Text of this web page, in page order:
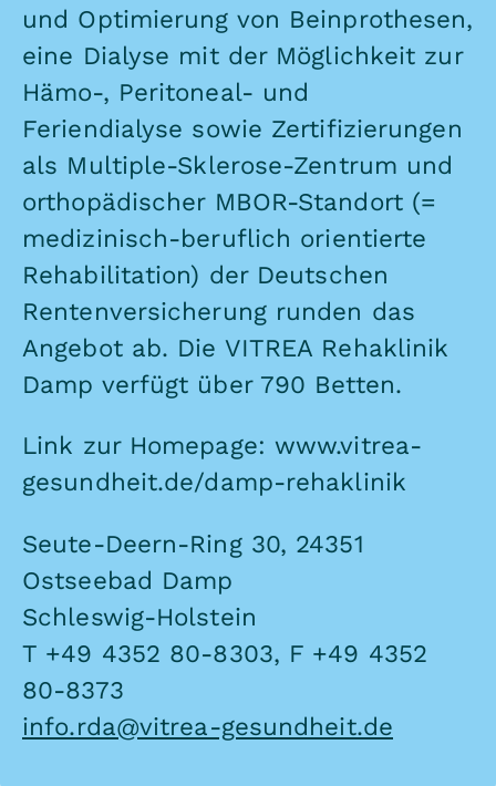
und Optimierung von Beinprothesen,
eine Dialyse mit der Möglichkeit zur
Hämo-, Peritoneal- und
Feriendialyse sowie Zertifizierungen
als Multiple-Sklerose-Zentrum und
orthopädischer MBOR-Standort (=
medizinisch-beruflich orientierte
Rehabilitation) der Deutschen
Rentenversicherung runden das
Angebot ab. Die VITREA Rehaklinik
Damp verfügt über 790 Betten.
Link zur Homepage: www.vitrea-
gesundheit.de/damp-rehaklinik
Seute-Deern-Ring 30, 24351
Ostseebad Damp
Schleswig-Holstein
T +49 4352 80-8303, F +49 4352
80-8373
info.rda@vitrea-gesundheit.de